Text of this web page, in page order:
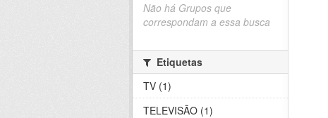
Não há Grupos que
correspondam a essa busca
Etiquetas
TV (1)
TELEVISÃO (1)